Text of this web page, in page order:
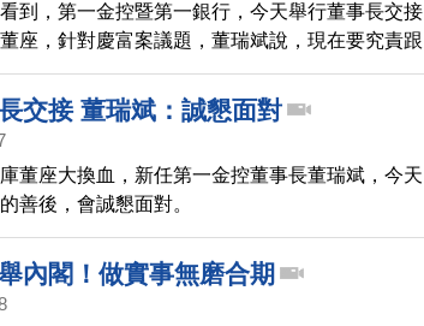
到，第一金控暨第一銀行，今天舉行董事長交接
座，針對慶富案議題，董瑞斌說，現在要究責跟
查，未來在不影響銀行的權益下，還是願意配合
交接 董瑞斌：誠懇面對
董座大換血，新任第一金控董事長董瑞斌，今天
善後，會誠懇面對。
內閣！做實事無磨合期